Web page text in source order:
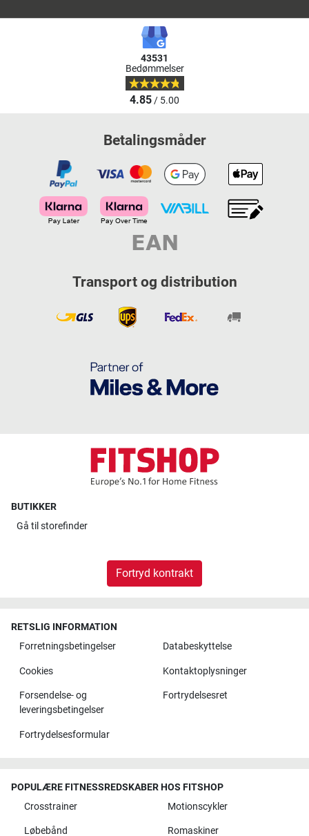
43531
Bedømmelser
4.85/ 5.00
Betalingsmåder
Transport og distribution
BUTIKKER
Gå til storefinder
Fortryd kontrakt
RETSLIG INFORMATION
Forretningsbetingelser
Databeskyttelse
Cookies Kontaktoplysninger
Forsendelse- og
leveringsbetingelser
Fortrydelsesret
Fortrydelsesformular
POPULÆRE FITNESSREDSKABER HOS FITSHOP
Crosstrainer
Motionscykler
Løbebånd Romaskiner